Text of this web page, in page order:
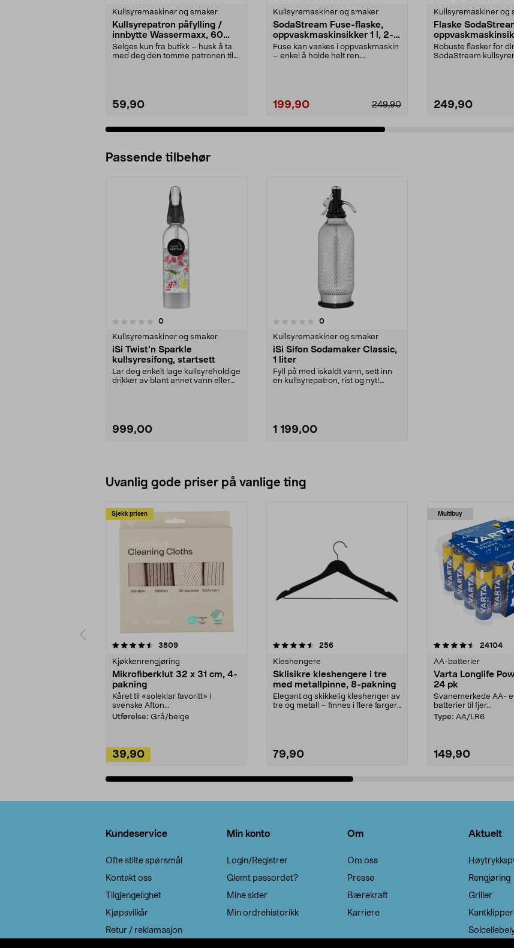
Kullsyremaskiner og smaker
Kullsyrepatron påfylling /
innbytte Wassermaxx, 60
liter
Selges kun fra butikk – husk å ta
med deg den tomme patronen til
59,90
Kullsyremaskiner og smaker
SodaStream Fuse-flaske,
oppvaskmaskinsikker 1 l, 2-
pakning
Fuse kan vaskes i oppvaskmaskin
– enkel å holde helt ren.
199,90 249,90
Kullsyremaskiner og
Flaske
liter, 2-pakning
Robuste flasker for
SodaStream
249,90
Passende tilbehør
0anmeldelser
Kullsyremaskiner og smaker
iSi Twist’n Sparkle
kullsyresifong, startsett
Lar deg enkelt lage kullsyreholdige
drikker av blant annet vann eller
999,00
0.0 av 5 stjerner 0anmeldelser
Kullsyremaskiner og smaker
iSi Sifon Sodamaker Classic,
1 liter
Fyll på med iskaldt vann, sett inn
en kullsyrepatron, rist og nyt!
1 199,00
Uvanlig gode priser på vanlige ting
Sjekk prisen
3809anmeldelser
Kjøkkenrengjøring
Mikrofiberklut 32 x 31 cm, 4-
pakning
Kåret til «soleklar favoritt» i
svenske Afton...
Utførelse: Grå/beige
39,90
4.5av 5 stjerner 256anmeldelser
Kleshengere
Sklisikre kleshengere i tre
med metallpinne, 8-pakning
Elegant og skikkelig kleshenger av
tre og metall – finnes i flere farger.
79,90
Multibuy
4.5av 5 stjerner 24104
AA-batterier
Varta Longlife
24 pk
Svanemerkede AA-
batterier til fjer...
Type: AA/LR6
149,90
4.5av 5
Kundeservice
Ofte stilte spørsmål
Kontakt oss
Tilgjengelighet
Kjøpsvilkår
Retur / reklamasjon
Min konto
Login/Registrer
Glemt passordet?
Mine sider
Min ordrehistorikk
Om
Om oss
Presse
Bærekraft
Karriere
Aktuelt
Rengjøring
Griller